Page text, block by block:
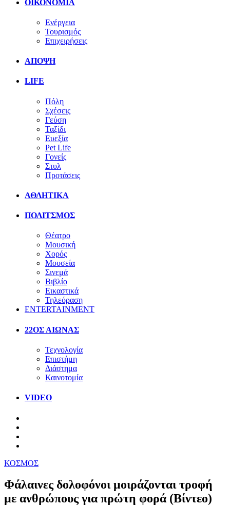
ΟΙΚΟΝΟΜΙΑ
Ενέργεια
Τουρισμός
Επιχειρήσεις
ΑΠΟΨΗ
LIFE
Πόλη
Σχέσεις
Γεύση
Ταξίδι
Ευεξία
Pet Life
Γονείς
Στυλ
Προτάσεις
ΑΘΛΗΤΙΚΑ
ΠΟΛΙΤΣΜΟΣ
Θέατρο
Μουσική
Χορός
Μουσεία
Σινεμά
Βιβλίο
Εικαστικά
Τηλεόραση
ENTERTAINMENT
22ΟΣ ΑΙΩΝΑΣ
Τεχνολογία
Επιστήμη
Διάστημα
Καινοτομία
VIDEO
ΚΟΣΜΟΣ
Φάλαινες δολοφόνοι μοιράζονται τροφή
με ανθρώπους για πρώτη φορά (Βίντεο)